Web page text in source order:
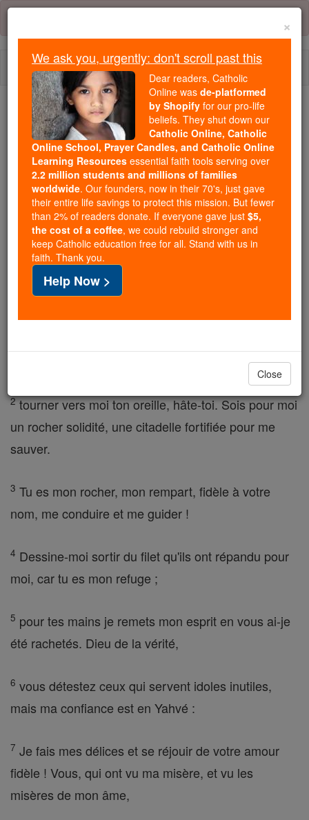
Skip
content
Trending:
Daily Reading for Thursday, October ...
Today's Reading The Mysteries of the Rosary
Psaumes - Chapitre 31
Psaumes ⌄ Chapter 31 ⌄
[Pour le chef de ch?ur Psaume de David ] En toi,
Yahvé, j'ai pris refuge, permettez-moi de ne jamais
2tourner vers moi ton oreille, hâte-toi. Sois pour moi
un rocher solidité, une citadelle fortifiée pour me
sauver.
3 Tu es mon rocher, mon rempart, fidèle à votre
nom, me conduire et me guider !
4 Dessine-moi sortir du filet qu'ils ont répandu pour
moi, car tu es mon refuge ;
5 pour tes mains je remets mon esprit en vous ai-je
été rachetés. Dieu de la vérité,
6 vous détestez ceux qui servent idoles inutiles,
mais ma confiance est en Yahvé :
7 Je fais mes délices et se réjouir de votre amour
fidèle ! Vous, qui ont vu ma misère, et vu les
misères de mon âme,
×
We ask you, urgently: don't scroll past this
Dear readers, Catholic
Online was de-platformed
by Shopify for our pro-life
beliefs. They shut down our
Catholic Online, Catholic
Online School, Prayer Candles, and Catholic Online
Learning Resources essential faith tools serving over
2.2 million students and millions of families
worldwide. Our founders, now in their 70's, just gave
their entire life savings to protect this mission. But fewer
than 2% of readers donate. If everyone gave just $5,
the cost of a coffee, we could rebuild stronger and
keep Catholic education free for all. Stand with us in
faith. Thank you.
Help Now >
Close